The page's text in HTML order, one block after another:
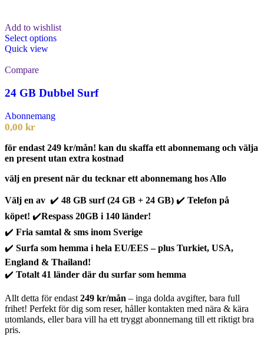
Add to wishlist
Select options
Quick view
Compare
24 GB Dubbel Surf
Abonnemang
0,00 kr
för endast 249 kr/mån! kan du skaffa ett abonnemang och välja
en present utan extra kostnad
välj en present när du tecknar ett abonnemang hos Allo
Välj en av ✔️ 48 GB surf (24 GB + 24 GB) ✔️ Telefon på
köpet! ✔️Respass 20GB i 140 länder!
✔️ Fria samtal & sms inom Sverige
✔️ Surfa som hemma i hela EU/EES – plus Turkiet, USA,
England & Thailand!
✔️ Totalt 41 länder där du surfar som hemma
Allt detta för endast 249 kr/mån – inga dolda avgifter, bara full
frihet! Perfekt för dig som reser, håller kontakten med nära & kära
utomlands, eller bara vill ha ett tryggt abonnemang till ett riktigt bra
pris.